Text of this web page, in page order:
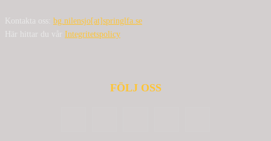
Kontakta oss: bg.nilensjo[at]springlfa.se
Här hittar du vår Integritetspolicy
FÖLJ OSS